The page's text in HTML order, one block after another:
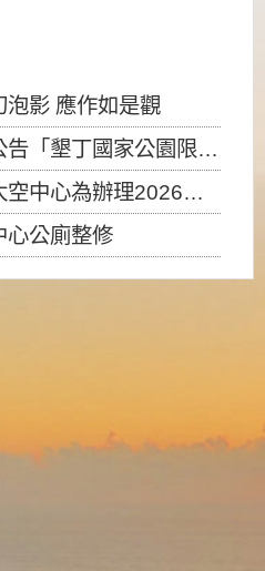
泡影 應作如是觀
園限制水域遊憩活動之種類、範圍、時間及行為」，自即日生效。
台灣盃火箭競賽，陸、海、空域警戒及協調相關事宜，因颱風備案事宜
心公廁整修